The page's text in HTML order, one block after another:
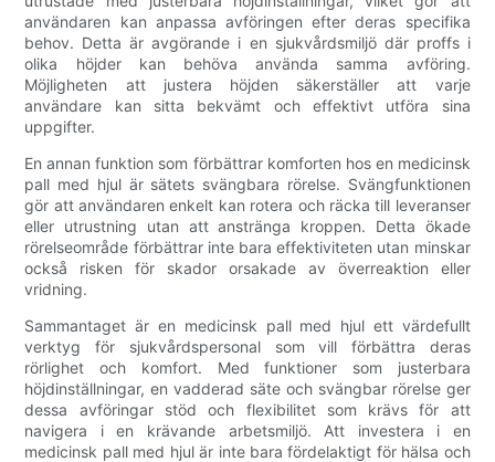
användaren kan anpassa avföringen efter deras specifika
behov. Detta är avgörande i en sjukvårdsmiljö där proffs i
olika höjder kan behöva använda samma avföring.
Möjligheten att justera höjden säkerställer att varje
användare kan sitta bekvämt och effektivt utföra sina
uppgifter.
En annan funktion som förbättrar komforten hos en medicinsk
pall med hjul är sätets svängbara rörelse. Svängfunktionen
gör att användaren enkelt kan rotera och räcka till leveranser
eller utrustning utan att anstränga kroppen. Detta ökade
rörelseområde förbättrar inte bara effektiviteten utan minskar
också risken för skador orsakade av överreaktion eller
vridning.
Sammantaget är en medicinsk pall med hjul ett värdefullt
verktyg för sjukvårdspersonal som vill förbättra deras
rörlighet och komfort. Med funktioner som justerbara
höjdinställningar, en vadderad säte och svängbar rörelse ger
dessa avföringar stöd och flexibilitet som krävs för att
navigera i en krävande arbetsmiljö. Att investera i en
medicinsk pall med hjul är inte bara fördelaktigt för hälsa och